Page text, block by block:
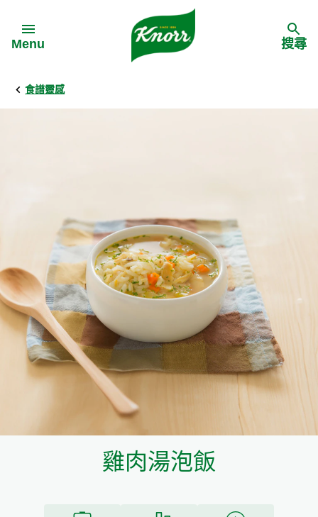
Menu
Back
季節節慶
多國料理
料理種類
Back
家樂牌雞粉
家樂牌鮮菇粉
家樂牌濃湯寶
家樂牌雞汁
家樂牌快熟通心粉
家樂牌雞湯粒
Back
甚麼是愛環境食材
愛環境食材名單
愛環境食材食譜
愛環境食材篩選條件
搜尋
食譜靈感
雞肉湯泡飯